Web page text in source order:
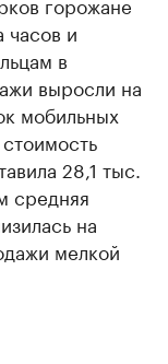
часов и
в
выросли на
мобильных
28,1 тыс.
средняя
на
мелкой